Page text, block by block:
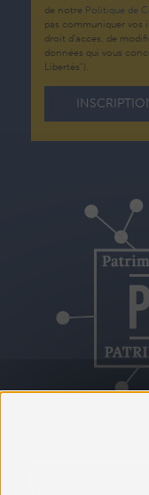
de notre Politique de
pas communiquer vos
droit d'accès, de
données qui vous
Libertés").